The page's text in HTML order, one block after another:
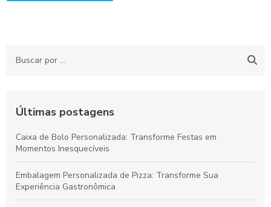
Últimas postagens
Caixa de Bolo Personalizada: Transforme Festas em
Momentos Inesquecíveis
Embalagem Personalizada de Pizza: Transforme Sua
Experiência Gastronômica